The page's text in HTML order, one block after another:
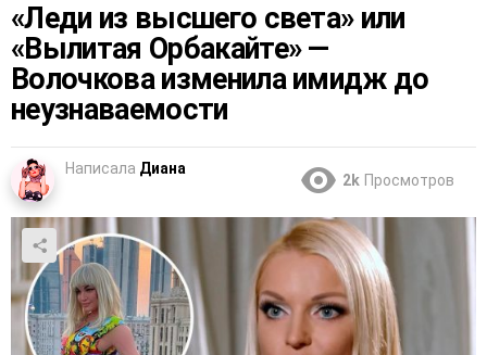
«Леди из высшего света» или
«Вылитая Орбакайте» —
Волочкова изменила имидж до
неузнаваемости
Написала Диана
2k Просмотров